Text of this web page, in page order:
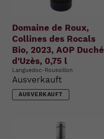
Domaine de Roux,
Collines des Rocals
Bio, 2023, AOP Duché
d'Uzès, 0,75 l
Languedoc-Roussillon
Ausverkauft
AUSVERKAUFT